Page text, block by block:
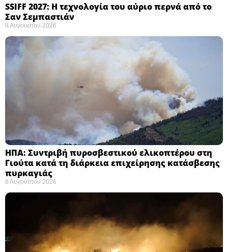
SSIFF 2027: Η τεχνολογία του αύριο περνά από το
Σαν Σεμπαστιάν ​
8 Αυγούστου 2026
ΗΠΑ: Συντριβή πυροσβεστικού ελικοπτέρου στη
Γιούτα κατά τη διάρκεια επιχείρησης κατάσβεσης
πυρκαγιάς ​
8 Αυγούστου 2026